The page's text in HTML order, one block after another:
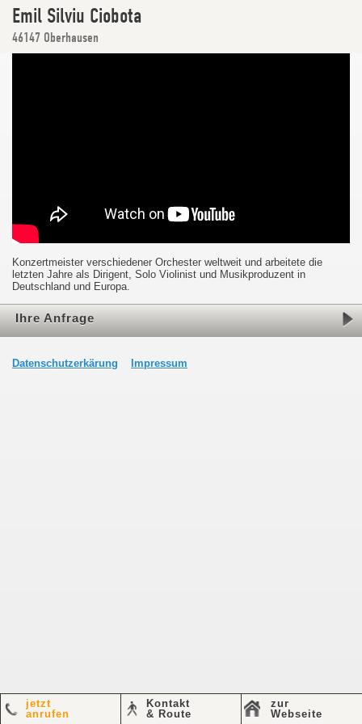
Emil Silviu Ciobota
46147 Oberhausen
Konzertmeister verschiedener Orchester weltweit und arbeitete die
letzten Jahre als Dirigent, Solo Violinist und Musikproduzent in
Deutschland und Europa.
Ihre Anfrage
Datenschutzerkärung Impressum
jetzt
anrufen
Kontakt
& Route
zur
Webseite